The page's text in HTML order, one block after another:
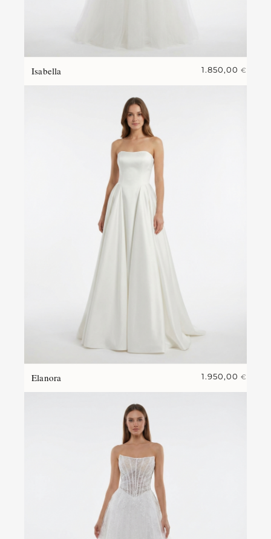
Isabella 1.850,00 €
Elanora 1.950,00 €